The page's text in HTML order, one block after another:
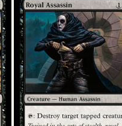
Assassin royal